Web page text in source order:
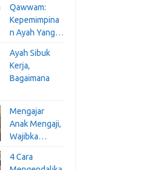
Qawwam:
Kepemimpina
n Ayah Yang…
Ayah Sibuk
Kerja,
Bagaimana
Mengajar
Anak Mengaji,
Wajibka…
4 Cara